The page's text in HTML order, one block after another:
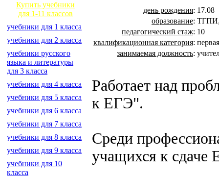
Купить учебники
для 1-11 классов
учебники для 1 класса
учебники для 2 класса
учебники русского
языка и литературы
для 3 класса
учебники для 4 класса
учебники для 5 класса
учебники для 6 класса
учебники для 7 класса
учебники для 8 класса
учебники для 9 класса
учебники для 10
класса
день рождения: 17.08
образование:
педагогический стаж: 10
квалификационная категория: первая
занимаемая должность:
Работает над
к ЕГЭ".
Среди
учащихся к сдаче